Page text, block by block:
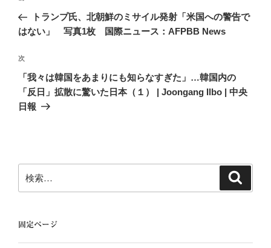
ナ
ゲ
ー
シ
ョ
の
投
トランプ氏、北朝鮮のミサイル発射「米国への警告で
はない」 写真1枚 国際ニュース：AFPBB News
次
の
投
稿
次
「我々は韓国をあまりにも知らなすぎた」…韓国内の
「反日」拡散に驚いた日本（１） | Joongang Ilbo | 中央
日報
索:
固定ページ